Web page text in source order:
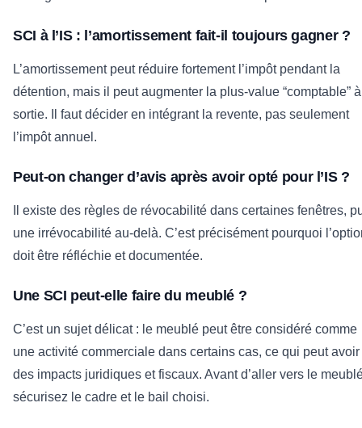
SCI à l’IS : l’amortissement fait-il toujours gagner ?
L’amortissement peut réduire fortement l’impôt pendant la
détention, mais il peut augmenter la plus-value “comptable”
sortie. Il faut décider en intégrant la revente, pas seulement
l’impôt annuel.
Peut-on changer d’avis après avoir opté pour l’IS ?
Il existe des règles de révocabilité dans certaines fenêtres,
une irrévocabilité au-delà. C’est précisément pourquoi
doit être réfléchie et documentée.
Une SCI peut-elle faire du meublé ?
C’est un sujet délicat : le meublé peut être considéré comme
une activité commerciale dans certains cas, ce qui peut avoir
des impacts juridiques et fiscaux. Avant d’aller vers le
sécurisez le cadre et le bail choisi.